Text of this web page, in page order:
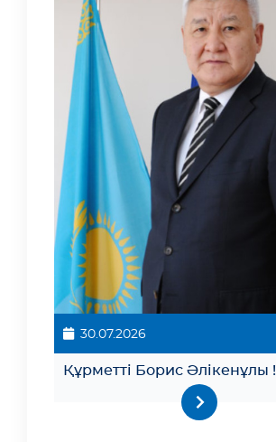
30.07.2026
Құрметті Борис Әлікенұлы !